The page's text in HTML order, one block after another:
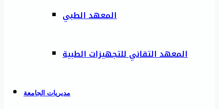
المعهد الطبي
المعهد التقاني للتجهيزات الطبية
مديريات الجامعة